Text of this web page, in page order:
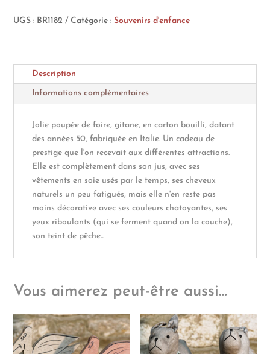
Poupée
en
années
UGS : BR1182 Catégorie :Souvenirs d'enfance
Description
Informations complémentaires
Jolie poupée de foire, gitane, en carton bouilli, datant
des années 50, fabriquée en Italie. Un cadeau de
prestige que l'on recevait aux différentes attractions.
Elle est complètement dans son jus, avec ses
vêtements en soie usés par le temps, ses cheveux
naturels un peu fatigués, mais elle n'en reste pas
moins décorative avec ses couleurs chatoyantes, ses
yeux riboulants (qui se ferment quand on la couche),
son teint de pêche...
Vous aimerez peut-être aussi…